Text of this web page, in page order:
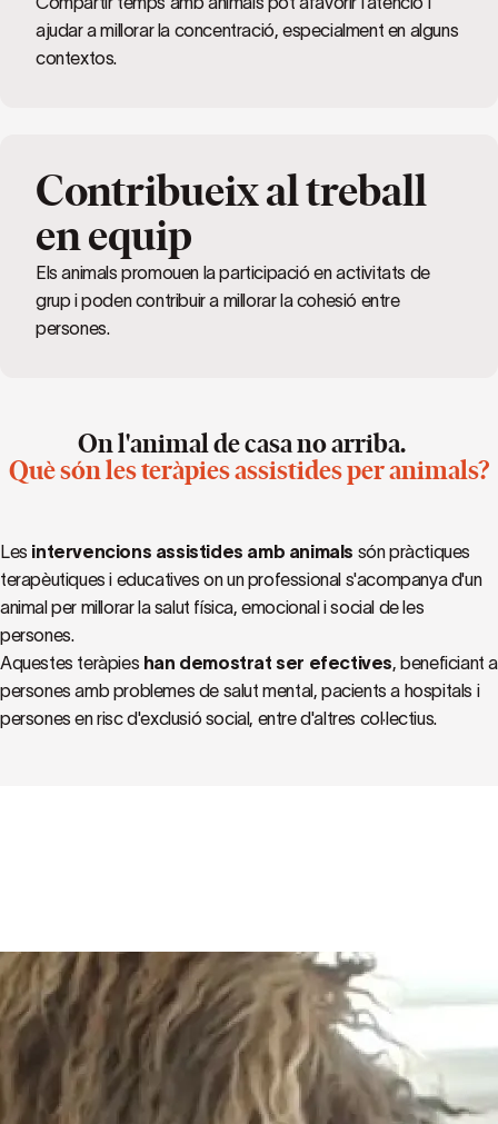
ajudar a millorar la concentració, especialment en alguns
contextos.
Contribueix al treball
en equip
Els animals promouen la participació en activitats de
grup i poden contribuir a millorar la cohesió entre
persones.
On l'animal de casa no arriba.
Què són les teràpies assistides per animals?
Les intervencions assistides amb animals són pràctiques
terapèutiques i educatives on un professional s'acompanya d'un
animal per millorar la salut física, emocional i social de les
persones.
Aquestes teràpies han demostrat ser efectives, beneficiant a
persones amb problemes de salut mental, pacients a hospitals i
persones en risc d'exclusió social, entre d'altres col·lectius.